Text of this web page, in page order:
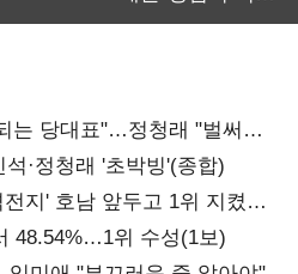
는 당대표"…정청래 "벌써
·정청래 '초박빙'(종합)
지' 호남 앞두고 1위 지켰다
48.54%…1위 수성(1보)